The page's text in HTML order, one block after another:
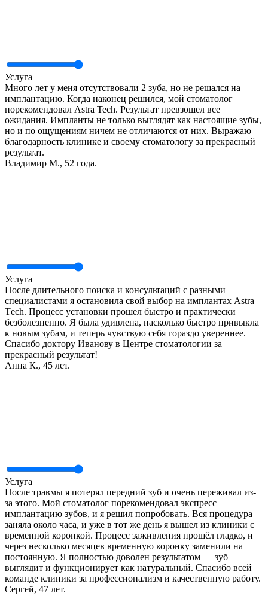
Услуга
Много лет у меня отсутствовали 2 зуба, но не решался на
имплантацию. Когда наконец решился, мой стоматолог
порекомендовал Astra Tech. Результат превзошел все
ожидания. Импланты не только выглядят как настоящие зубы,
но и по ощущениям ничем не отличаются от них. Выражаю
благодарность клинике и своему стоматологу за прекрасный
результат.
Владимир М., 52 года.
Услуга
После длительного поиска и консультаций с разными
специалистами я остановила свой выбор на имплантах Аstra
Тech. Процесс установки прошел быстро и практически
безболезненно. Я была удивлена, насколько быстро привыкла
к новым зубам, и теперь чувствую себя гораздо увереннее.
Спасибо доктору Иванову в Центре стоматологии за
прекрасный результат!
Анна К., 45 лет.
Услуга
После травмы я потерял передний зуб и очень переживал из-
за этого. Мой стоматолог порекомендовал экспресс
имплантацию зубов, и я решил попробовать. Вся процедура
заняла около часа, и уже в тот же день я вышел из клиники с
временной коронкой. Процесс заживления прошёл гладко, и
через несколько месяцев временную коронку заменили на
постоянную. Я полностью доволен результатом — зуб
выглядит и функционирует как натуральный. Спасибо всей
команде клиники за профессионализм и качественную работу.
Сергей, 47 лет.